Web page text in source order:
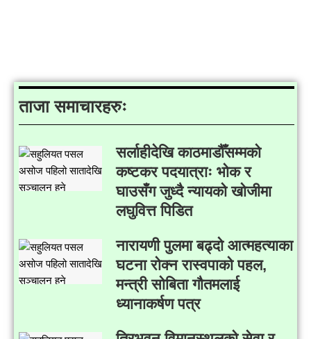
ताजा समाचारहरुः
सर्लाहीदेखि काठमाडौँसम्मको
कष्टकर पदयात्राः भोक र
घाउसँग जुध्दै न्यायको खोजीमा
लघुवित्त पिडित
नारायणी पुलमा बढ्दो आत्महत्याका
घटना रोक्न रास्वपाको पहल,
मन्त्री सोबिता गौतमलाई
ध्यानाकर्षण पत्र